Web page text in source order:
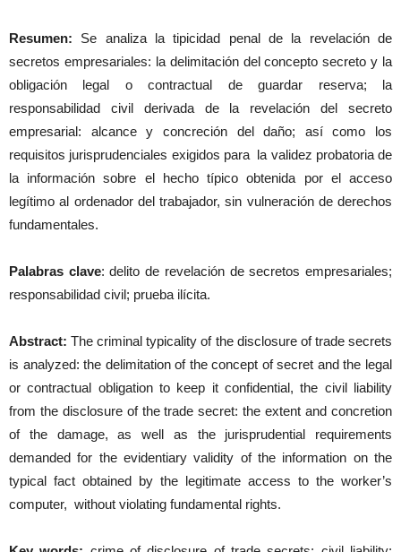
Resumen: Se analiza la tipicidad penal de la revelación de
secretos empresariales: la delimitación del concepto secreto y la
obligación legal o contractual de guardar reserva; la
responsabilidad civil derivada de la revelación del secreto
empresarial: alcance y concreción del daño; así como los
requisitos jurisprudenciales exigidos para la validez probatoria de
la información sobre el hecho típico obtenida por el acceso
legítimo al ordenador del trabajador, sin vulneración de derechos
fundamentales.
Palabras clave: delito de revelación de secretos empresariales;
responsabilidad civil; prueba ilícita.
Abstract: The criminal typicality of the disclosure of trade secrets
is analyzed: the delimitation of the concept of secret and the legal
or contractual obligation to keep it confidential, the civil liability
from the disclosure of the trade secret: the extent and concretion
of the damage, as well as the jurisprudential requirements
demanded for the evidentiary validity of the information on the
typical fact obtained by the legitimate access to the worker’s
computer, without violating fundamental rights.